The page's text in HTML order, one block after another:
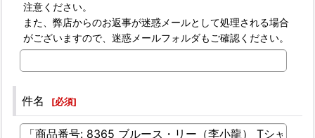
注意ください。
また、弊店からのお返事が迷惑メールとして処理される場合
がございますので、迷惑メールフォルダもご確認ください。
件名 [必須]